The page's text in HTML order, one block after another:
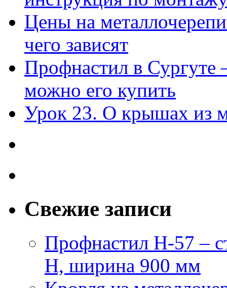
Цены на
чего зависят
Профнастил в Сургуте
можно его купить
Урок 23. О крышах из
Свежие записи
Профнастил Н-57 –
Н, ширина 900 мм